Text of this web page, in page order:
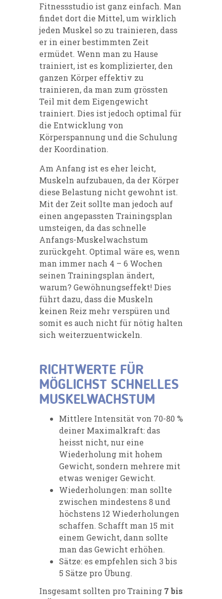
Fitnessstudio ist ganz einfach. Man
findet dort die Mittel, um wirklich
jeden Muskel so zu trainieren, dass
er in einer bestimmten Zeit
ermüdet. Wenn man zu Hause
trainiert, ist es komplizierter, den
ganzen Körper effektiv zu
trainieren, da man zum grössten
Teil mit dem Eigengewicht
trainiert. Dies ist jedoch optimal für
die Entwicklung von
Körperspannung und die Schulung
der Koordination.
Am Anfang ist es eher leicht,
Muskeln aufzubauen, da der Körper
diese Belastung nicht gewohnt ist.
Mit der Zeit sollte man jedoch auf
einen angepassten Trainingsplan
umsteigen, da das schnelle
Anfangs-Muskelwachstum
zurückgeht. Optimal wäre es, wenn
man immer nach 4 – 6 Wochen
seinen Trainingsplan ändert,
warum? Gewöhnungseffekt! Dies
führt dazu, dass die Muskeln
keinen Reiz mehr verspüren und
somit es auch nicht für nötig halten
sich weiterzuentwickeln.
RICHTWERTE FÜR
MÖGLICHST SCHNELLES
MUSKELWACHSTUM
Mittlere Intensität von 70-80 %
deiner Maximalkraft: das
heisst nicht, nur eine
Wiederholung mit hohem
Gewicht, sondern mehrere mit
etwas weniger Gewicht.
Wiederholungen: man sollte
zwischen mindestens 8 und
höchstens 12 Wiederholungen
schaffen. Schafft man 15 mit
einem Gewicht, dann sollte
man das Gewicht erhöhen.
Sätze: es empfehlen sich 3 bis
5 Sätze pro Übung.
Insgesamt sollten pro Training 7 bis